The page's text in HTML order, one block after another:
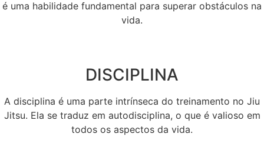
é uma habilidade fundamental para superar obstáculos na
vida.
DISCIPLINA
A disciplina é uma parte intrínseca do treinamento no Jiu
Jitsu. Ela se traduz em autodisciplina, o que é valioso em
todos os aspectos da vida.